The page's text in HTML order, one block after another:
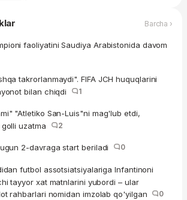
Barcha ›
faoliyatini Saudiya Arabistonida davom
takrorlanmaydi". FIFA JCH huquqlarini
bilan chiqdi
1
"Atletiko San-Luis"ni mag'lub etdi,
uzatma
2
2-davraga start beriladi 0
futbol assotsiatsiyalariga Infantinoni
tayyor xat matnlarini yubordi – ular
rahbarlari nomidan imzolab qo'yilgan
0